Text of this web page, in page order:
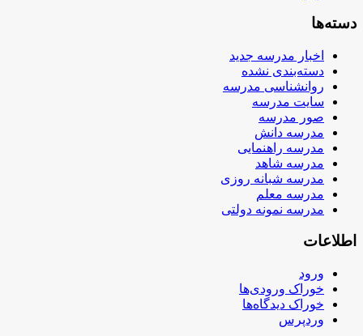
دسته‌ها
اخبار مدرسه جدید
دسته‌بندی نشده
روانشناسی مدرسه
سایت مدرسه
صور مدرسه
مدرسه دانش
مدرسه راهنمایی
مدرسه شاهد
مدرسه شبانه روزی
مدرسه معلم
مدرسه نمونه دولتی
اطلاعات
ورود
خوراک ورودی‌ها
خوراک دیدگاه‌ها
وردپرس